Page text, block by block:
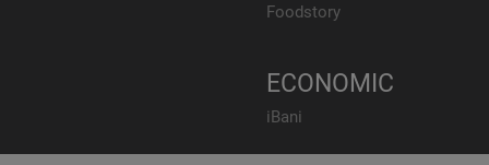
Foodstory
ECONOMIC
iBani